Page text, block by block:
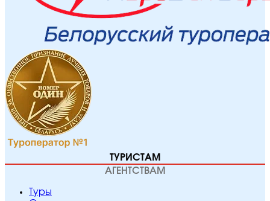
ТУРИСТАМ
АГЕНТСТВАМ
Туры